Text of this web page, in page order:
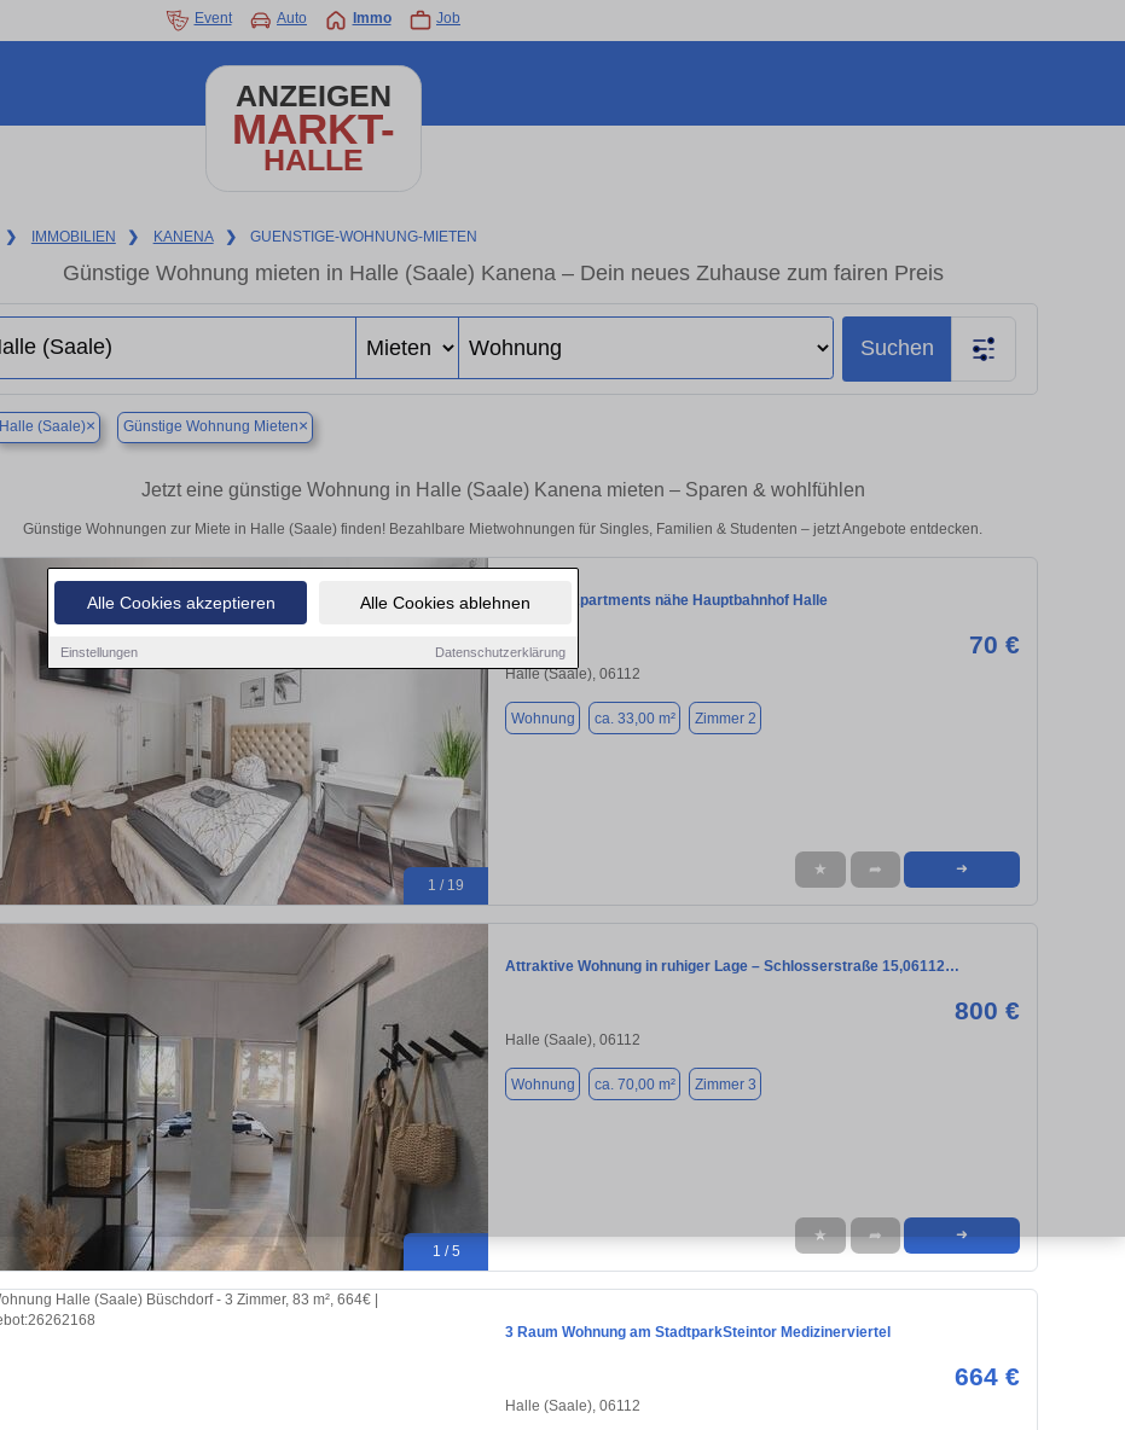
Alle Cookies akzeptieren Alle Cookies ablehnen
Einstellungen Datenschutzerklärung
Event Auto Immo Job
ANZEIGEN
MARKT-
HALLE
❯ IMMOBILIEN ❯ KANENA ❯ GUENSTIGE-WOHNUNG-MIETEN
Günstige Wohnung mieten in Halle (Saale) Kanena – Dein neues Zuhause zum fairen Preis
Suchen
Halle (Saale)× Günstige Wohnung Mieten×
Jetzt eine günstige Wohnung in Halle (Saale) Kanena mieten – Sparen & wohlfühlen
Günstige Wohnungen zur Miete in Halle (Saale) finden! Bezahlbare Mietwohnungen für Singles, Familien & Studenten – jetzt Angebote entdecken.
1 / 19
Moderne Apartments nähe Hauptbahnhof Halle
70 €
Halle (Saale), 06112
Wohnung ca. 33,00 m² Zimmer 2
★ ➦ ➜
1 / 5
Attraktive Wohnung in ruhiger Lage – Schlosserstraße 15,06112…
800 €
Halle (Saale), 06112
Wohnung ca. 70,00 m² Zimmer 3
★ ➦ ➜
3 Raum Wohnung am StadtparkSteintor Medizinerviertel
664 €
Halle (Saale), 06112